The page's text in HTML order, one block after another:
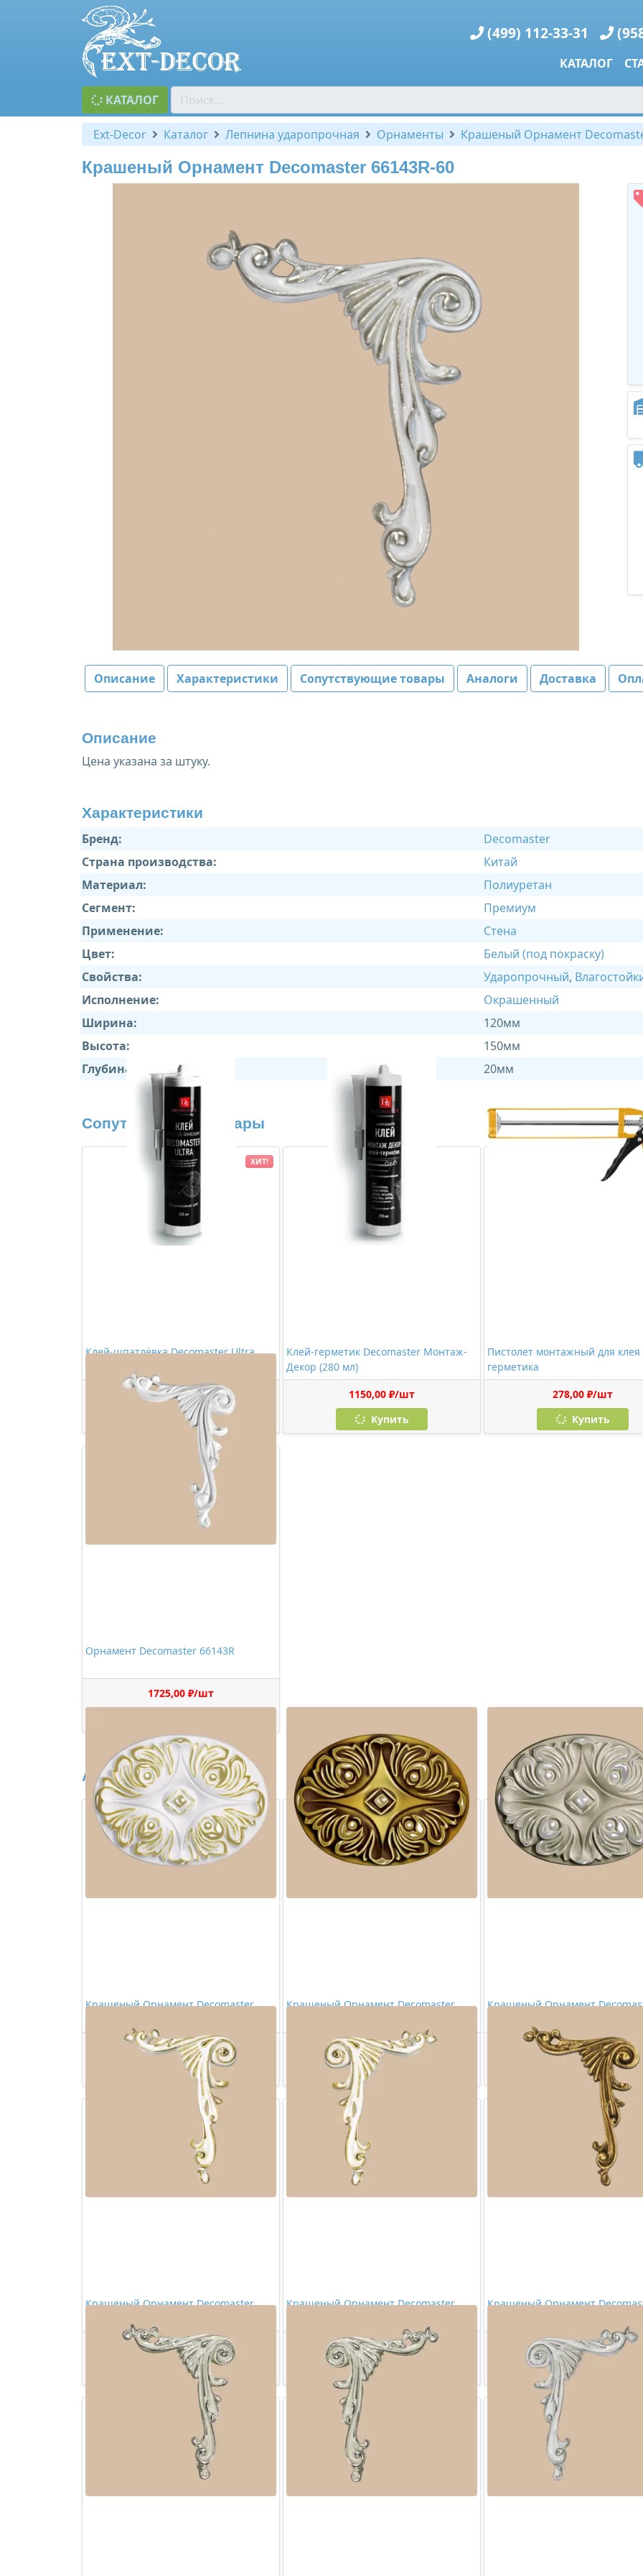
(499) 112-33-31
КАТАЛОГ
КАТАЛОГ
Ext-Decor Каталог Лепнина ударопрочная Орнаменты Крашеный Орнамент
Крашеный Орнамент Decomaster 66143R-60
Описание Характеристики Сопутствующие товары Аналоги Доставка
Описание
Цена указана за штуку.
Характеристики
Бренд:
Decomaster
Страна производства:
Китай
Материал:
Полиуретан
Сегмент:
Премиум
Применение:
Стена
Цвет:
Белый (под покраску)
Свойства:
Ударопрочный,
Исполнение:
Окрашенный
Ширина:
120мм
Высота:
150мм
Глубина:
20мм
Сопутствующие товары
Клей-шпатлёвка Decomaster Ultra
473,00 ₽/шт
Купить
ХИТ!
Клей-герметик Decomaster Монтаж-
Декор (280 мл)
1150,00 ₽/шт
Купить
Пистолет монтажный для клея
герметика
278,00 ₽/шт
Купить
Орнамент Decomaster 66143R
1725,00 ₽/шт
Аналоги
Крашеный Орнамент Decomaster
1716,00 ₽/шт
Купить
Крашеный Орнамент Decomaster
2301,00 ₽/шт
Купить
Крашеный Орнамент
2301,00 ₽/шт
Купить
Крашеный Орнамент Decomaster
2129,00 ₽/шт
Купить
Крашеный Орнамент Decomaster
2129,00 ₽/шт
Купить
Крашеный Орнамент
2481,00 ₽/шт
Купить